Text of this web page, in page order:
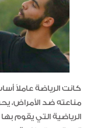
كانت الرياضة عاملاً
مناعته ضد الأمراض،
الرياضية التي يقوم